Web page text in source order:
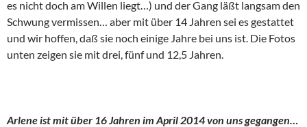
es nicht doch am Willen liegt…) und der Gang läßt langsam den
Schwung vermissen… aber mit über 14 Jahren sei es gestattet
und wir hoffen, daß sie noch einige Jahre bei uns ist. Die Fotos
unten zeigen sie mit drei, fünf und 12,5 Jahren.
Arlene ist mit über 16 Jahren im April 2014 von uns gegangen…